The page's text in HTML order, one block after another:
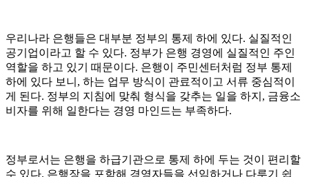
우리나라 은행들은 대부분 정부의 통제 하에 있다. 실질적인
공기업이라고 할 수 있다. 정부가 은행 경영에 실질적인 주인
역할을 하고 있기 때문이다. 은행이 주민센터처럼 정부 통제
하에 있다 보니, 하는 업무 방식이 관료적이고 서류 중심적이
게 된다. 정부의 지침에 맞춰 형식을 갖추는 일을 하지, 금융소
비자를 위해 일한다는 경영 마인드는 부족하다.
정부로서는 은행을 하급기관으로 통제 하에 두는 것이 편리할
수 있다. 은행장을 포함해 경영자들을 선임하거나 다루기 쉽